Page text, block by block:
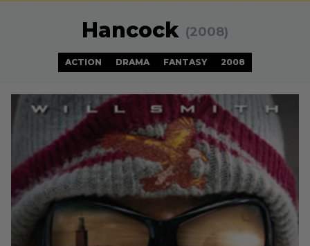
Hancock (2008)
ACTION DRAMA FANTASY 2008